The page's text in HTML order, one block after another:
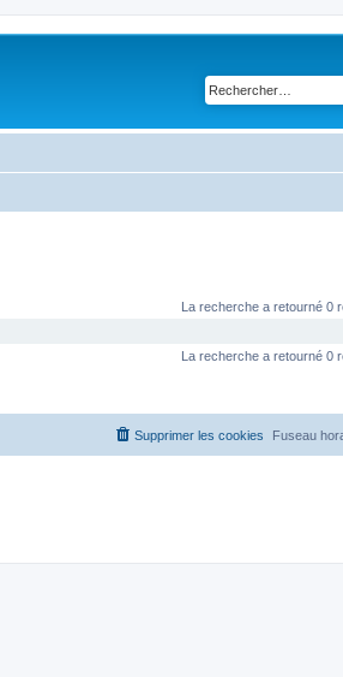
La recherche a retourné 0
La recherche a retourné 0
Fuseau
Supprimer les cookies